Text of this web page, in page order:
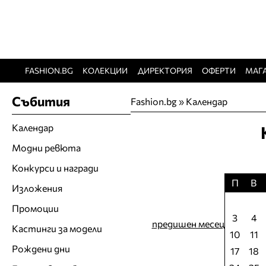
FASHION.BG КОЛЕКЦИИ ДИРЕКТОРИЯ ОФЕРТИ
Fashion.bg» Календар
предишен месец
П
В
3
4
10
11
17
18
Събития
Календар
Модни ревюта
Конкурси и награди
Изложения
Промоции
Кастинги за модели
Рождени дни